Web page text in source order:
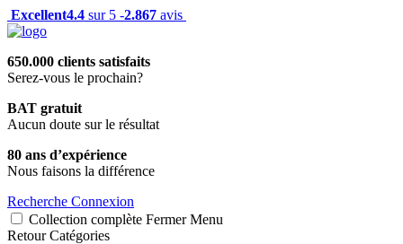
Excellent4.4 sur 5 -2.867 avis
650.000 clients satisfaits
Serez-vous le prochain?
BAT gratuit
Aucun doute sur le résultat
80 ans d’expérience
Nous faisons la différence
Recherche Connexion
Collection complète Fermer Menu
Retour Catégories